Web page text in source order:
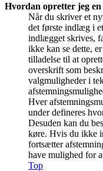
Hvordan opretter jeg en
Når du skriver et
det første indlæg i
indlægget skrives,
ikke kan se dette,
tilladelse til at
overskrift som
valgmuligheder i
Hver
under defineres
Desuden kan du
køre. Hvis du ikke
fortsætter
have mulighed for
Top